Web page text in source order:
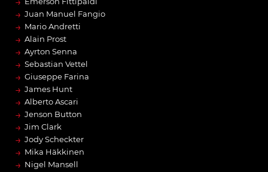
→ Juan Manuel Fangio
→ Mario Andretti
→ Alain Prost
→ Ayrton Senna
→ Sebastian Vettel
→ Giuseppe Farina
→ James Hunt
→ Alberto Ascari
→ Jenson Button
→ Jim Clark
→ Jody Scheckter
→ Mika Häkkinen
→ Nigel Mansell